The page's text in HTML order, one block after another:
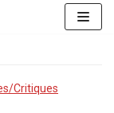
Critiques